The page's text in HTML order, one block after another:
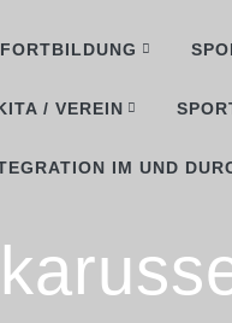
/ VEREIN
IM UND